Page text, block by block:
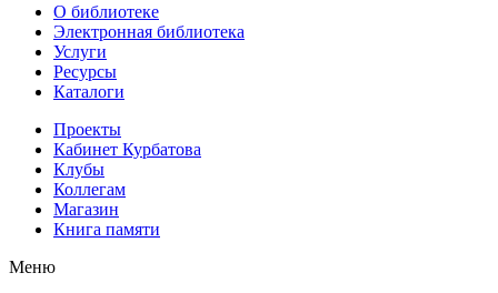
О библиотеке
Электронная библиотека
Услуги
Ресурсы
Каталоги
Проекты
Кабинет Курбатова
Клубы
Коллегам
Магазин
Книга памяти
Меню